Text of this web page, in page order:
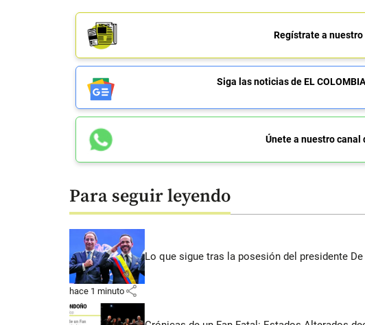
Regístrate a
Siga las noticias de EL
Únete a nuestro canal
Para seguir leyendo
Lo que sigue tras la posesión del presidente
hace 1 minuto share